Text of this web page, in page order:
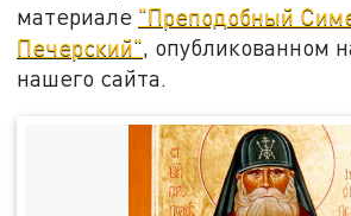
материале "Преподобный
Печерский" , опубликованном
нашего сайта.